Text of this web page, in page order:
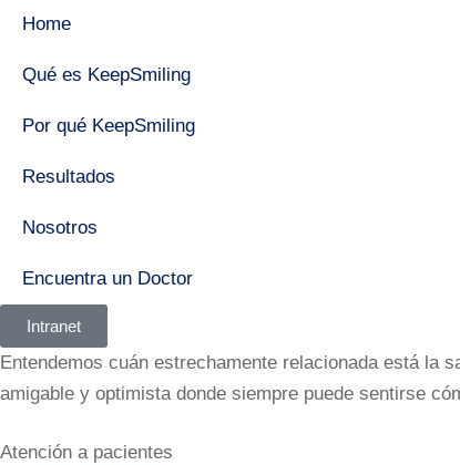
Home
Qué es KeepSmiling
Por qué KeepSmiling
Resultados
Nosotros
Encuentra un Doctor
Intranet
Entendemos cuán estrechamente relacionada está la
amigable y optimista donde siempre puede sentirse
Atención a pacientes